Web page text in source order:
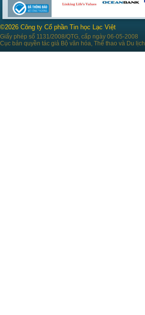
©2026 Công ty Cổ phần Tin học Lạc Việt
Giấy phép số 1131/2008/QTG, cấp ngày 06-05-2008
Cục bản quyền tác giả Bộ văn hóa, Thể thao và Du lịch